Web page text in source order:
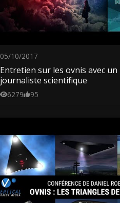
05/10/2017
Entretien sur les ovnis avec un
journaliste scientifique
6279 95